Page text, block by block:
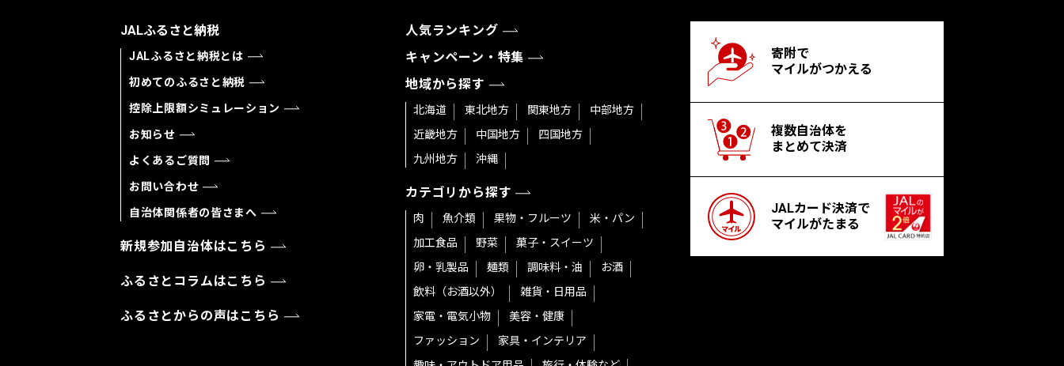
JALふるさと納税
JALふるさと納税とは
初めてのふるさと納税
控除上限額シミュレーション
お知らせ
よくあるご質問
お問い合わせ
自治体関係者の皆さまへ
新規参加自治体はこちら
ふるさとコラムはこちら
ふるさとからの声はこちら
人気ランキング
キャンペーン・特集
地域から探す
北海道 東北地方 関東地方
中部地方
近畿地方
中国地方
四国地方
九州地方
沖縄
カテゴリから探す
肉 魚介類 果物・フルーツ
米・パン
加工食品
野菜
菓子・スイーツ
卵・乳製品
麺類 調味料・油
お酒
飲料（お酒以外）
雑貨・日用品
家電・電気小物
美容・健康
ファッション
家具・インテリア
寄附で
マイルがつかえる
複数自治体を
まとめて決済
JALカード決済で
マイルがたまる